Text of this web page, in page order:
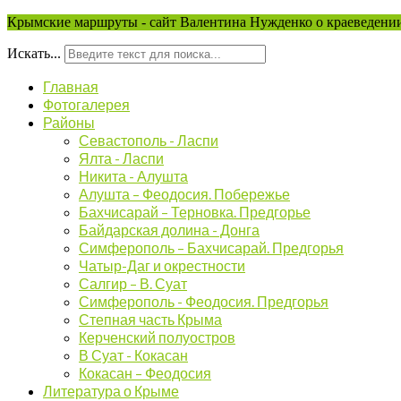
Крымские маршруты - сайт Валентина Нужденко о
Искать...
Главная
Фотогалерея
Районы
Севастополь - Ласпи
Ялта - Ласпи
Никита - Алушта
Алушта – Феодосия. Побережье
Бахчисарай – Терновка. Предгорье
Байдарская долина - Донга
Симферополь – Бахчисарай. Предгорья
Чатыр-Даг и окрестности
Салгир – В. Суат
Симферополь - Феодосия. Предгорья
Степная часть Крыма
Керченский полуостров
В Суат - Кокасан
Кокасан – Феодосия
Литература о Крыме